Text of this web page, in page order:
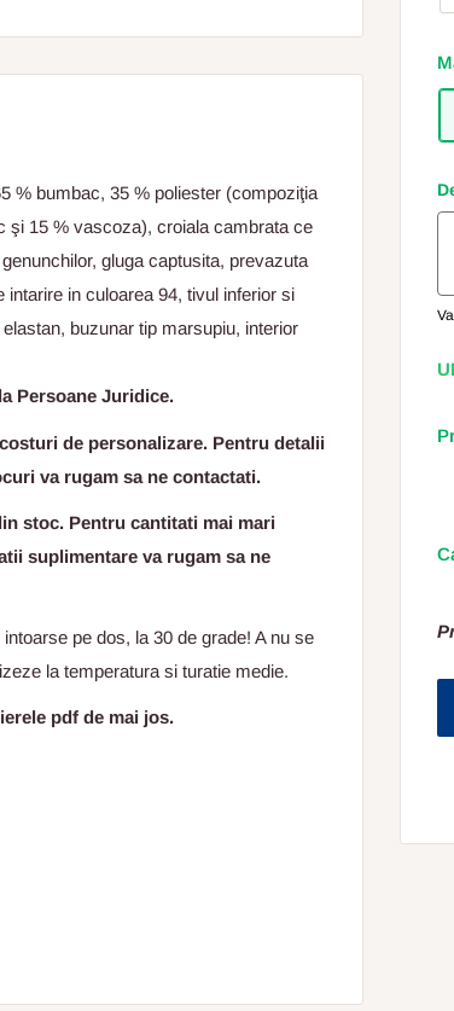
% bumbac, 35 % poliester (compoziţia
şi 15 % vascoza), croiala cambrata ce
gluga captusita, prevazuta
intarire in culoarea 94, tivul inferior si
buzunar tip marsupiu, interior
Persoane Juridice.
de personalizare. Pentru detalii
va rugam sa ne contactati.
stoc. Pentru cantitati mai mari
suplimentare va rugam sa ne
pe dos, la 30 de grade! A nu se
la temperatura si turatie medie.
pdf de mai jos.